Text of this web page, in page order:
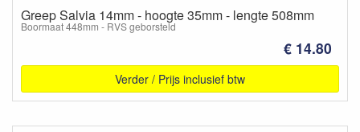
Greep Salvia 14mm - hoogte 35mm - lengte 508mm
Boormaat 448mm - RVS geborsteld
€ 14.80
Verder / Prijs inclusief btw